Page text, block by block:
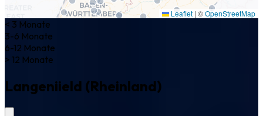
Leaflet | ©OpenStreetMap
< 3 Monate
3-6 Monate
6-12 Monate
> 12 Monate
Langeniield (Rheinland)